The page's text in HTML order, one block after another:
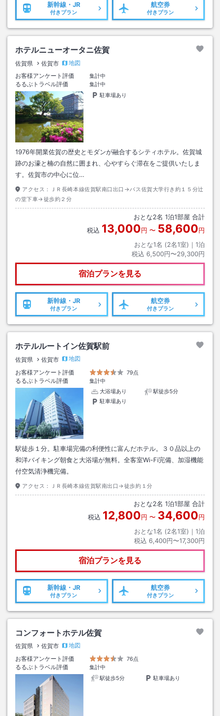
新幹線・JR
付きプラン
航空券
付きプラン
ホテルニューオータニ佐賀
佐賀県 佐賀市
地図
お客様アンケート評価
集計中
るるぶトラベル評価
集計中
駐車場あり
1976年開業佐賀の歴史とモダンが融合するシティホテル。佐賀城
跡のお濠と楠の自然に囲まれ、心やすらぐ滞在をご提供いたしま
す。佐賀市の中心に位…
アクセス：
ＪＲ長崎本線佐賀駅南口出口→バス佐賀大学行き約１５分辻
の堂下車→徒歩約２分
おとな2名 1泊1部屋 合計
税込 13,000円 〜 58,600円
おとな1名 (2名1室)｜ 1泊
税込 6,500円〜29,300円
宿泊プランを見る
新幹線・JR
付きプラン
航空券
付きプラン
ホテルルートイン佐賀駅前
佐賀県 佐賀市
地図
お客様アンケート評価
79点
るるぶトラベル評価
集計中
大浴場あり
駅徒歩5分
駐車場あり
駅徒歩１分。駐車場完備の利便性に富んだホテル。３０品以上の
和洋バイキング朝食と大浴場が無料。全客室Wi-Fi完備、加湿機能
付空気清浄機完備。
アクセス： ＪＲ長崎本線佐賀駅南出口→徒歩約１分
おとな2名 1泊1部屋 合計
税込 12,800円 〜 34,600円
おとな1名 (2名1室)｜ 1泊
税込 6,400円〜17,300円
宿泊プランを見る
新幹線・JR
付きプラン
航空券
付きプラン
コンフォートホテル佐賀
佐賀県 佐賀市
地図
お客様アンケート評価
76点
るるぶトラベル評価
集計中
駅徒歩5分
駐車場あり